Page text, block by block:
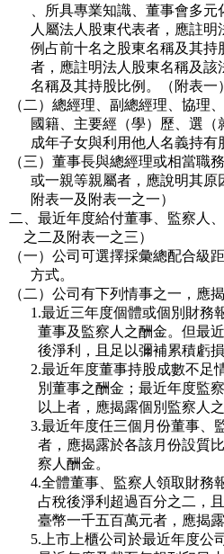
、所具專業知識、董事會多元
人屬法人股東代表者，應註明
例占前十名之股東名稱及其持
者，應註明法人股東名稱及該
名稱及其持股比例。（附表一）
（二）總經理、副總經理、協理
國籍、主要經（學）歷、選（
成年子女與利用他人名義持有
（三）董事長與總經理或相當職
或一親等親屬者，應說明其原
附表一及附表一之一）
二、最近年度給付董事、監察人
之二及附表一之三）
（一）公司可選擇採彙總配合級
方式。
（二）公司有下列情事之一，應
1.最近三年度個體或個別財務
董事及監察人之酬金。但最近
後淨利，且足以彌補累積虧損
2.最近年度董事持股成數不足
別董事之酬金；最近年度監察
以上者，應揭露個別監察人之
3.最近年度任三個月份董事、
者，應揭露於各該月份設質比
察人酬金。
4.全體董事、監察人領取財務
占稅後淨利超過百分之二，且
臺幣一千五百萬元者，應揭露
5.上市上櫃公司於最近年度公